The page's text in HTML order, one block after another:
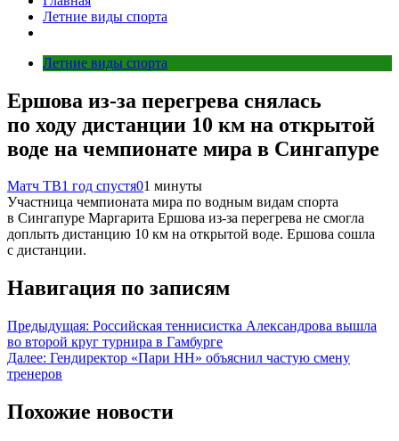
Летние виды спорта
Летние виды спорта
Ершова из‑за перегрева снялась
по ходу дистанции 10 км на открытой
воде на чемпионате мира в Сингапуре
Матч ТВ1 год спустя01 минуты
Участница чемпионата мира по водным видам спорта
в Сингапуре Маргарита Ершова из‑за перегрева не смогла
доплыть дистанцию 10 км на открытой воде. Ершова сошла
с дистанции.
Навигация по записям
Предыдущая: Российская теннисистка Александрова вышла
во второй круг турнира в Гамбурге
Далее: Гендиректор «Пари НН» объяснил частую смену
тренеров
Похожие новости